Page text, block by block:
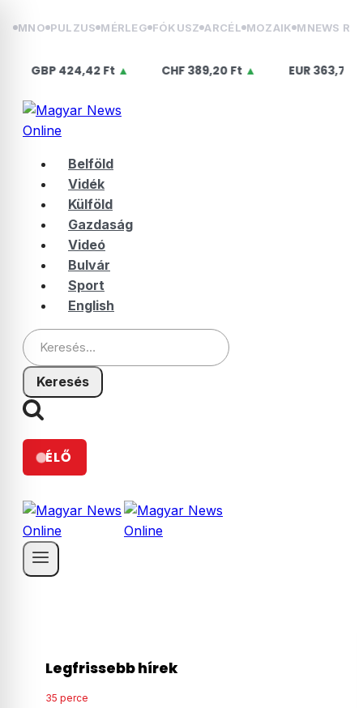
MNO PULZUS MÉRLEG FÓKUSZ ARCÉL MOZAIK MNEWS
424,42 Ft▲ CHF 389,20 Ft▲ EUR 363,75 Ft▲
Belföld
Vidék
Külföld
Gazdaság
Videó
Bulvár
Sport
English
Keresés:
ÉLŐ
Legfrissebb hírek
46 perce